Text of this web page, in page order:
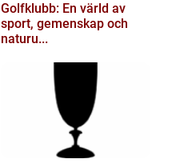
Golfklubb: En värld av
sport, gemenskap och
naturu...